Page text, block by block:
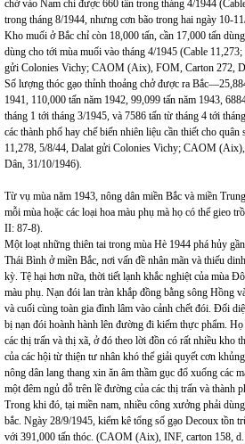
chở vào Nam chỉ được 660 tấn trong tháng 4/1944
trong tháng 8/1944, nhưng cơn bão trong hai ngày 10-
Kho muối ở Bắc chỉ còn 18,000 tấn, cần 17,000 tấn
dùng cho tới mùa muối vào tháng 4/1945 (Cable
gửi Colonies Vichy; CAOM (Aix), FOM, Carton 272,
Số lượng thóc gạo thỉnh thoảng chở được ra
1941, 110,000 tấn năm 1942, 99,099 tấn năm 1943,
tháng 1 tới tháng 3/1945, và 7586 tấn từ tháng 4 tới
các thành phố hay chế biến nhiên liệu cần thiết cho
11,278, 5/8/44, Dalat gửi Colonies Vichy; CAOM
Dân, 31/10/1946).
Từ vụ mùa năm 1943, nông dân miền Bắc và miền
mỗi mùa hoặc các loại hoa màu phụ mà họ có thể gieo
II: 87-8).
Một loạt những thiên tai trong mùa Hè 1944 phá hủy
Thái Bình ở miền Bắc, nơi vấn đề nhân mãn và thiếu
kỳ. Tệ hại hơn nữa, thời tiết lạnh khắc nghiệt của mùa
màu phụ. Nạn đói lan tràn khắp đồng bằng sông Hồng
và cuối cùng toàn gia đình lâm vào cảnh chết đói. Đối
bị nạn đói hoành hành lên đường đi kiếm thực phẩm.
các thị trấn và thị xã, ở đó theo lời đồn có rất nhiều kho
của các hội từ thiện tư nhân khó thể giải quyết cơn
nông dân lang thang xin ăn âm thầm gục đổ xuống các
một đêm ngủ đỗ trên lề đường của các thị trấn và thành
Trong khi đó, tại miền nam, nhiều công xưởng phải
bắc. Ngày 28/9/1945, kiểm kê tổng số gạo Decoux tồn
với 391,000 tấn thóc. (CAOM (Aix), INF, carton 158,